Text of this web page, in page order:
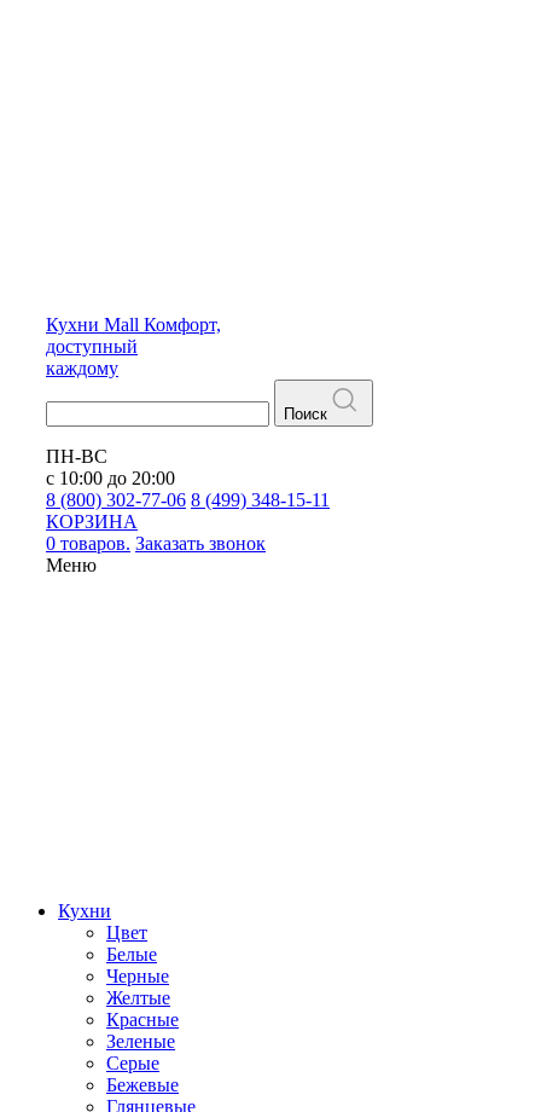
Кухни Mall Комфорт,
доступный
каждому
Поиск
ПН-ВС
с 10:00 до 20:00
8 (800) 302-77-06 8 (499) 348-15-11
КОРЗИНА
0 товаров. Заказать звонок
Меню
Кухни
Цвет
Белые
Черные
Желтые
Красные
Зеленые
Серые
Бежевые
Глянцевые